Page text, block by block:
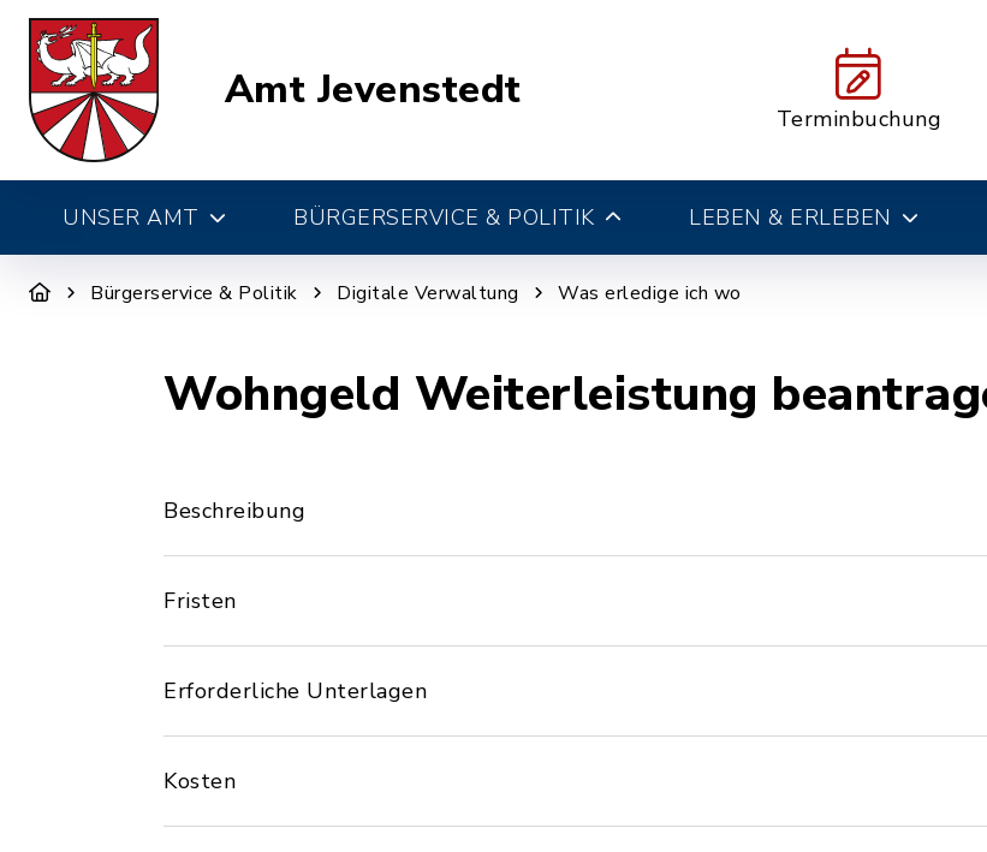
Amt Jevenstedt
Terminbuchung
UNSER AMT BÜRGERSERVICE & POLITIK LEBEN & ERLEBEN
Bürgerservice & Politik Digitale Verwaltung Was erledige ich wo
Wohngeld Weiterleistung
Beschreibung
Fristen
Erforderliche Unterlagen
Kosten